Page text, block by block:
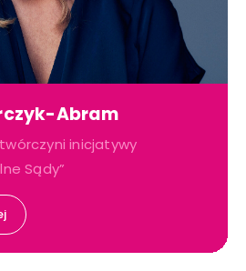
Abram
inicjatywy
Sądy”